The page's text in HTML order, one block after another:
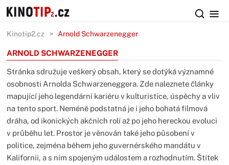
Kinotip2.cz Arnold Schwarzenegger
ARNOLD SCHWARZENEGGER
Stránka sdružuje veškerý obsah, který se dotýká významné
osobnosti Arnolda Schwarzeneggera. Zde naleznete články
mapující jeho legendární kariéru v kulturistice, úspěchy a vliv
na tento sport. Neméně podstatná je i jeho bohatá filmová
dráha, od ikonických akčních rolí až po jeho hereckou evoluci
v průběhu let. Prostor je věnován také jeho působení v
politice, zejména během jeho guvernérského mandátu v
Kalifornii, a s ním spojeným událostem a rozhodnutím. Štítek